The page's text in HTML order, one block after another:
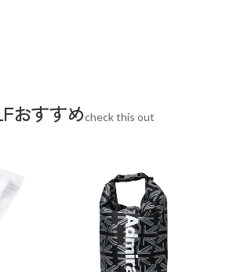
おすすめcheck this out